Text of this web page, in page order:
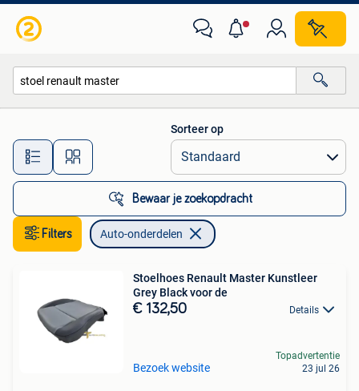
Alle afstanden…
Sorteer op
Bewaar je zoekopdracht
Filters Auto-onderdelen
Stoelhoes Renault Master Kunstleer
Grey Black voor de
€ 132,50 Details
Bezoek website
Topadvertentie
23 jul 26